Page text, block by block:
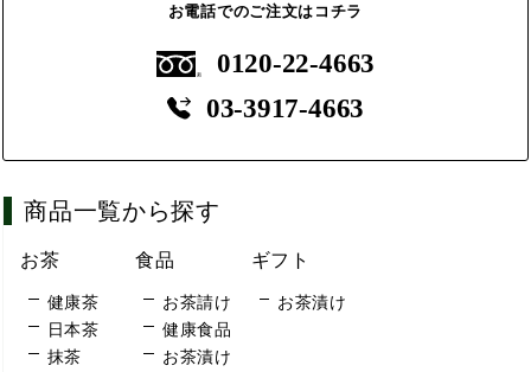
お電話でのご注文はコチラ
0120-22-4663
03-3917-4663
商品一覧から探す
お茶
健康茶
日本茶
抹茶
食品
お茶請け
健康食品
お茶漬け
ギフト
お茶漬け